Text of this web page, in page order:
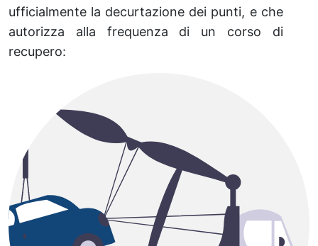
ufficialmente la decurtazione dei punti, e che
autorizza alla frequenza di un corso di
recupero: